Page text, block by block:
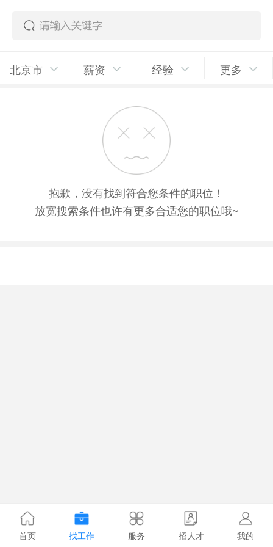
北京市 薪资 经验 更多
抱歉，没有找到符合您条件的职位！
放宽搜索条件也许有更多合适您的职位哦~
首页 找工作 服务 招人才 我的